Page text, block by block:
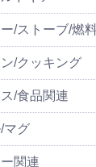
/ストーブ/燃
/クッキング
/食品関連
マグ
関連